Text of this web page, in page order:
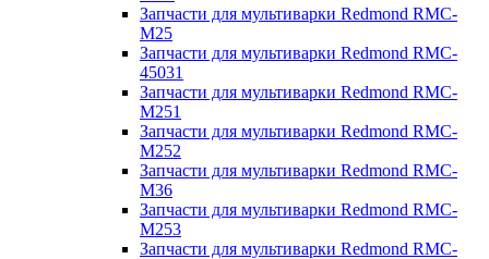
Запчасти для мультиварки Redmond RMC-
M25
Запчасти для мультиварки Redmond RMC-
45031
Запчасти для мультиварки Redmond RMC-
M251
Запчасти для мультиварки Redmond RMC-
M252
Запчасти для мультиварки Redmond RMC-
M36
Запчасти для мультиварки Redmond RMC-
M253
Запчасти для мультиварки Redmond RMC-